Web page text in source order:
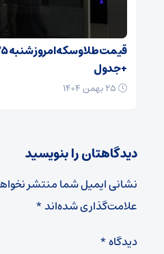
+ جدول
دیدگاهتان را بنویسید
نشانی ایمیل شما منتشر
علامت‌گذاری شده‌اند*
دیدگاه*